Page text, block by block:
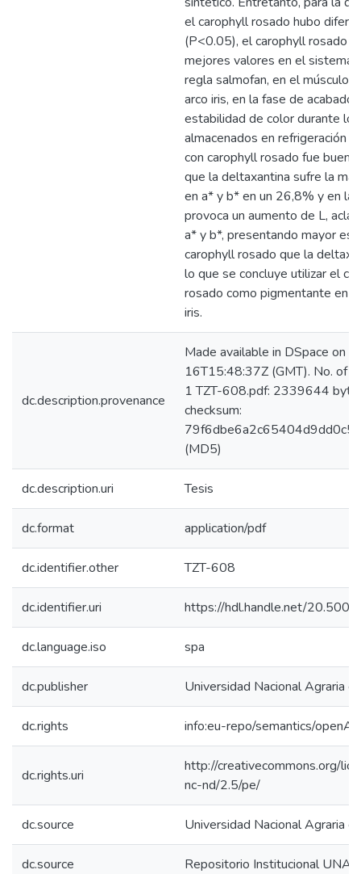
el carophyll rosado hubo
(P<0.05), el carophyll rosado
mejores valores en el sistema
regla salmofan, en el músculo
arco iris, en la fase de acabado.
estabilidad de color durante
almacenados en refrigeración
con carophyll rosado fue
que la deltaxantina sufre la
en a* y b* en un 26,8% y en la
provoca un aumento de L,
a* y b*, presentando mayor
carophyll rosado que la
lo que se concluye utilizar el
rosado como pigmentante en
iris.
dc.description.provenance
Made available in DSpace on
16T15:48:37Z (GMT). No. of
1 TZT-608.pdf: 2339644
checksum:
(MD5)
dc.description.uri Tesis
dc.format application/pdf
dc.identifier.other TZT-608
dc.identifier.uri https://hdl.handle.net/
dc.language.iso spa
dc.publisher Universidad Nacional Agraria
dc.rights info:eu-repo/semantics/
dc.rights.uri
http://creativecommons.org/
nc-nd/2.5/pe/
dc.source Universidad Nacional Agraria
dc.source Repositorio Institucional UNAS